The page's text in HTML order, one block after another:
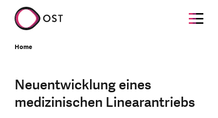
Home
Neuentwicklung eines
medizinischen Linearantriebs